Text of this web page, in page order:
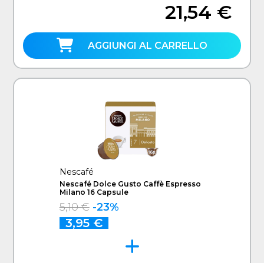
21,54 €
AGGIUNGI AL CARRELLO
Nescafé
Nescafé Dolce Gusto Caffè Espresso
Milano 16 Capsule
5,10 € -23%
3,95 €